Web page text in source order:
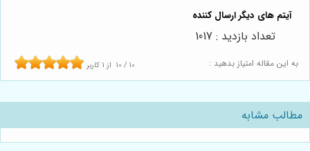
به این مقاله امتیاز بدهید : 10 / 10 از 1 کاربر
تعداد بازدید : 1017
مطالب مشابه